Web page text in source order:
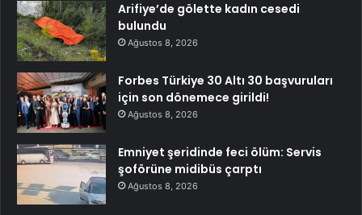
Arifiye’de gölette kadın cesedi
bulundu
Ağustos 8, 2026
Forbes Türkiye 30 Altı 30 başvuruları
için son dönemece girildi!
Ağustos 8, 2026
Emniyet şeridinde feci ölüm: Servis
şoförüne midibüs çarptı
Ağustos 8, 2026